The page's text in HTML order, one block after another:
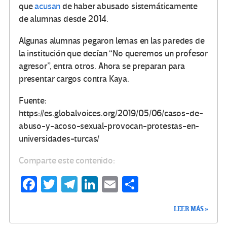
queacusande haber abusado sistemáticamente
de alumnas desde 2014.
Algunas alumnas pegaron lemas en las paredes de
la institución que decían “No queremos un profesor
agresor”, entra otros. Ahora se preparan para
presentar cargos contra Kaya.
Fuente:
https://es.globalvoices.org/2019/05/06/casos-de-
abuso-y-acoso-sexual-provocan-protestas-en-
universidades-turcas/
Comparte este contenido:
Fa T
Te Li
E
LEER MÁS »